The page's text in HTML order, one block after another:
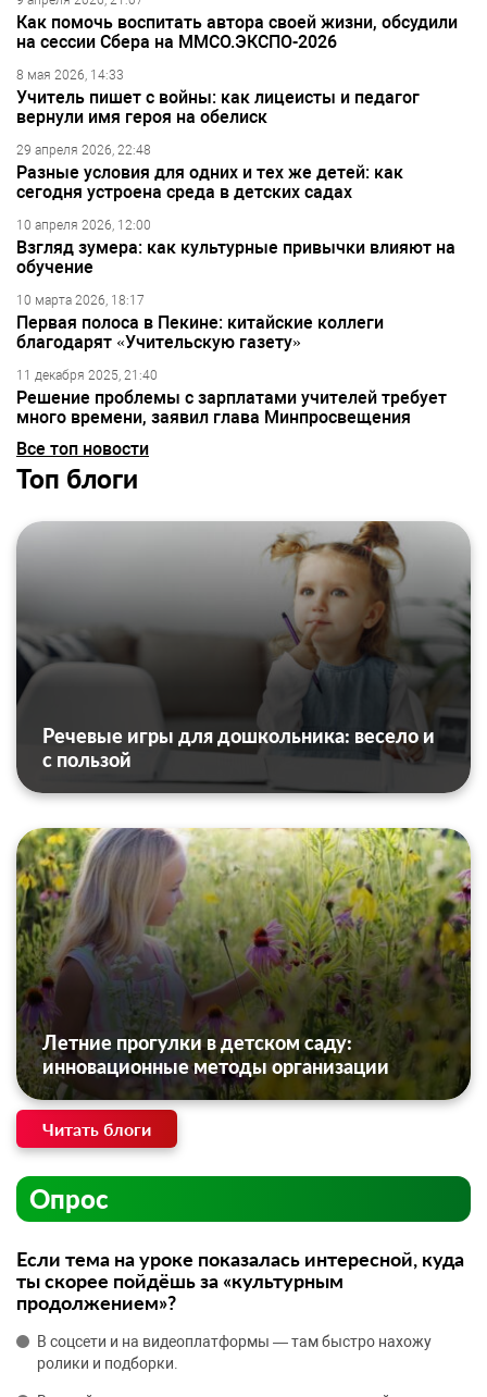
Как помочь воспитать автора своей жизни, обсудили
на сессии Сбера на ММСО.ЭКСПО-2026
8 мая 2026, 14:33
Учитель пишет с войны: как лицеисты и педагог
вернули имя героя на обелиск
29 апреля 2026, 22:48
Разные условия для одних и тех же детей: как
сегодня устроена среда в детских садах
10 апреля 2026, 12:00
Взгляд зумера: как культурные привычки влияют на
обучение
10 марта 2026, 18:17
Первая полоса в Пекине: китайские коллеги
благодарят «Учительскую газету»
11 декабря 2025, 21:40
Решение проблемы с зарплатами учителей требует
много времени, заявил глава Минпросвещения
Все топ новости
Топ блоги
Речевые игры для дошкольника: весело и
с пользой
Летние прогулки в детском саду:
инновационные методы организации
Читать блоги
Опрос
Если тема на уроке показалась интересной, куда
ты скорее пойдёшь за «культурным
продолжением»?
В соцсети и на видеоплатформы — там быстро нахожу
ролики и подборки.